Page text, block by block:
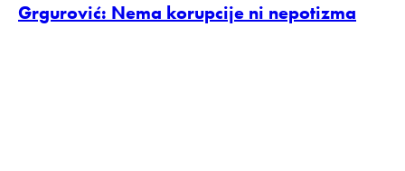
Grgurović: Nema korupcije ni nepotizma